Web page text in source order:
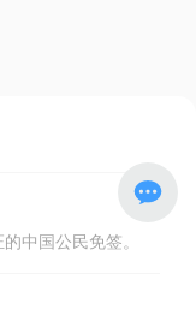
中国公民免签。